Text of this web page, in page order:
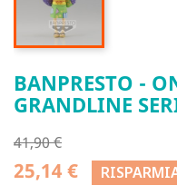
BANPRESTO -
GRANDLINE
41,90 €
25,14 €